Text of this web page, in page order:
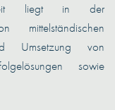
liegt in der
mittelständischen
Umsetzung von
sowie